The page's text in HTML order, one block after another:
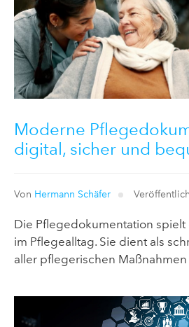
Moderne
digital, sicher und
Von Hermann Schäfer
Die Pflegedokumentation spielt
im Pflegealltag. Sie dient als
aller pflegerischen Maßnahmen